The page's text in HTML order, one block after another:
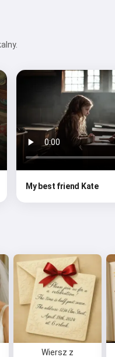
My best friend Kate
Wiersz z